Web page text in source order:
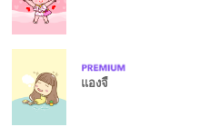
แองจี้